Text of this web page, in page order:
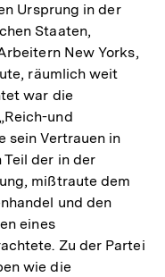
Ursprung in der
Staaten,
New Yorks,
räumlich weit
war die
und
sein Vertrauen in
der in der
mißtraute dem
und den
eines
Zu der Partei
wie die